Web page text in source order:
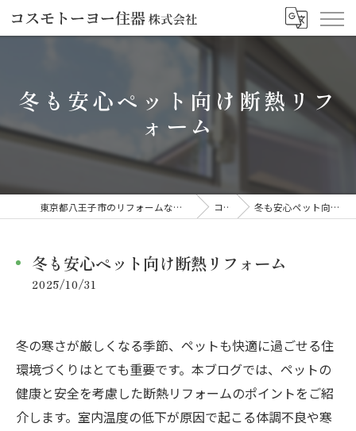
冬も安心ペット向け断熱リフ
ォーム
東京都八王子市のリフォームならコスモトーヨー住器株式会社 コラム 冬も安心ペット向け断熱リフォーム
冬も安心ペット向け断熱リフォーム
2025/10/31
冬の寒さが厳しくなる季節、ペットも快適に過ごせる住
環境づくりはとても重要です。本ブログでは、ペットの
健康と安全を考慮した断熱リフォームのポイントをご紹
介します。室内温度の低下が原因で起こる体調不良や寒